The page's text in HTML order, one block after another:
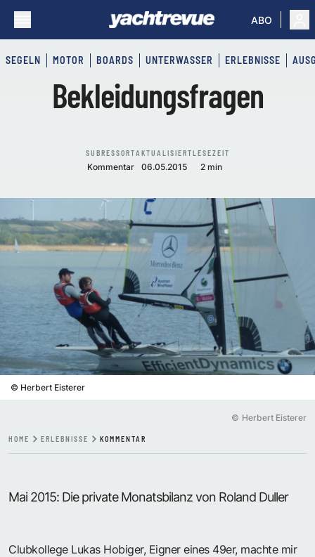
ABO
SEGELN MOTOR BOARDS UNTERWASSER ERLEBNISSE
Bekleidungsfragen
SUBRESSORT
Kommentar
AKTUALISIERT
06.05.2015
LESEZEIT
2 min
© Herbert Eisterer
© Herbert Eisterer
HOME ERLEBNISSE KOMMENTAR
Mai 2015: Die private Monatsbilanz von Roland Duller
Clubkollege Lukas Hobiger, Eigner eines 49er, machte mir